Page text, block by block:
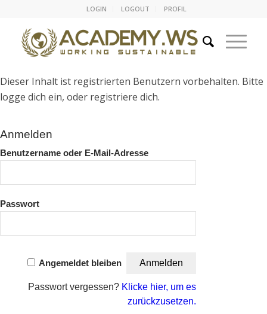
LOGIN LOGOUT PROFIL
Dieser Inhalt ist registrierten Benutzern vorbehalten. Bitte
logge dich ein, oder registriere dich.
Anmelden
Benutzername oder E-Mail-Adresse
Passwort
Angemeldet bleiben
Passwort vergessen? Klicke hier, um es
zurückzusetzen.